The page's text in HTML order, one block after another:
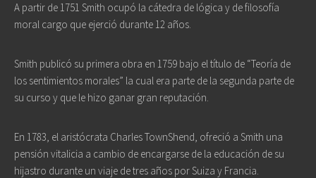
A partir de 1751 Smith ocupó la cátedra de lógica y de filosofía
moral cargo que ejerció durante 12 años.
Smith publicó su primera obra en 1759 bajo el título de “Teoría de
los sentimientos morales” la cual era parte de la segunda parte de
su curso y que le hizo ganar gran reputación.
En 1783, el aristócrata Charles TownShend, ofreció a Smith una
pensión vitalicia a cambio de encargarse de la educación de su
hijastro durante un viaje de tres años por Suiza y Francia.